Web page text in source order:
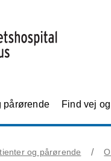
pårørende Find vej
og pårørende